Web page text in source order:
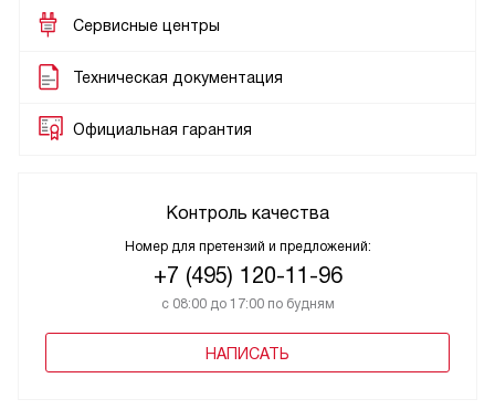
Сервисные центры
Техническая документация
Официальная гарантия
Контроль качества
Номер для претензий и предложений:
+7 (495) 120-11-96
с 08:00 до 17:00 по будням
НАПИСАТЬ